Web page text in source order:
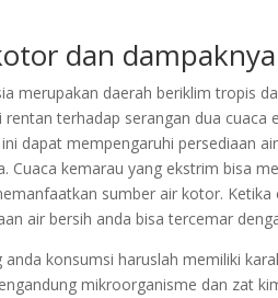
dan dampaknya
merupakan daerah beriklim tropis
rentan terhadap serangan dua cuaca
dapat mempengaruhi persediaan
Cuaca kemarau yang ekstrim bisa
sumber air kotor.
air bersih anda bisa tercemar
anda konsumsi haruslah memiliki
mikroorganisme dan zat